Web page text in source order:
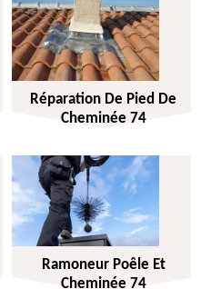
Réparation De Pied De
Cheminée 74
Ramoneur Poêle Et
Cheminée 74